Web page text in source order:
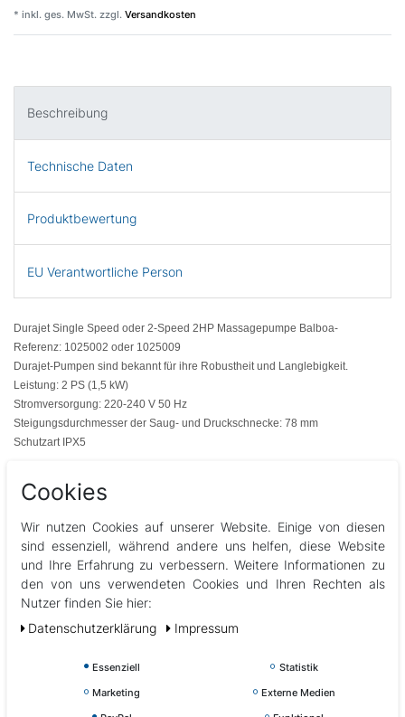
* inkl. ges. MwSt. zzgl. Versandkosten
Beschreibung
Technische Daten
Produktbewertung
EU Verantwortliche Person
Durajet Single Speed oder 2-Speed ​​2HP Massagepumpe Balboa-
Referenz: 1025002 oder 1025009
Durajet-Pumpen sind bekannt für ihre Robustheit und Langlebigkeit.
Leistung: 2 PS (1,5 kW)
Stromversorgung: 220-240 V 50 Hz
Steigungsdurchmesser der Saug- und Druckschnecke: 78 mm
Schutzart IPX5
Lieferung OHNE Pumpenrohrverschraubung Auslauffittings
funktionstüchtig sind.
Wenn Ihre Verrohrung davon abweicht, greifen Sie auf unser Sortiment
an Verschraubungen und Verschraubungen zu, um die Verschraubung zu
finden, die Ihrer Verrohrung entspricht
Der Pumpenkörper ist verstellbar , um sich an Ihre Verrohrung
links oder rechts haben. Lösen Sie dazu einfach die 4 Motorschrauben, um
Ihren Pumpenkörper in die gewünschte Richtung zu drehen. Setzen Sie
Cookies
Wir nutzen Cookies auf unserer Website. Einige von diesen
sind essenziell, während andere uns helfen, diese Website
und Ihre Erfahrung zu verbessern. Weitere Informationen zu
den von uns verwendeten Cookies und Ihren Rechten als
Nutzer finden Sie hier:
Daten­schutz­erklärung
Impressum
Essenziell
Statistik
Marketing
Externe Medien